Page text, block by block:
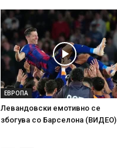
ЕВРОПА
Левандовски емотивно се
збогува со Барселона (ВИДЕО)